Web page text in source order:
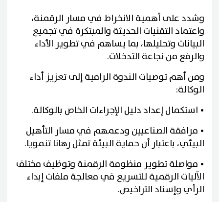
وشدد على أهمية الانخراط في مسار الرقمنة،
واعتماد التقنيات الحديثة والمبتكرة في تجميع
البيانات وتحليلها، بما يساهم في تطوير الأداء
والرفع من نجاعة التدخلات.
ومن أهم توصيات الندوة الرامية إلى تعزيز أداء
الوكالة:
• استكمال إعداد دليل الإجراءات الخاص بالوكالة.
• مرافقة الصناعيين ودعمهم في مسار التأهيل
البيئي، باعتبار أن حماية البيئة تمثل رهانا تنمويا.
• مواصلة تطوير منظومة الرقمنة وتوظيف مختلف
الآليات الرقمية للتسريع في معالجة ملفات إبداء
الرأي وإسناد التراخيص.